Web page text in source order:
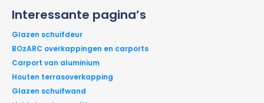
Interessante pagina’s
Glazen schuifdeur
BOzARC overkappingen en carports
Carport van aluminium
Houten terrasoverkapping
Glazen schuifwand